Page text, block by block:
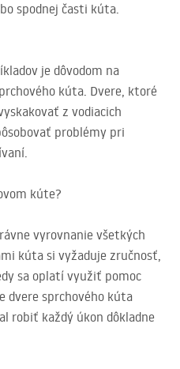
spodnej časti kúta.
je dôvodom na
kúta. Dvere, ktoré
z vodiacich
problémy pri
kúte?
vyrovnanie všetkých
kúta si vyžaduje zručnosť,
sa oplatí využiť pomoc
dvere sprchového kúta
robiť každý úkon dôkladne